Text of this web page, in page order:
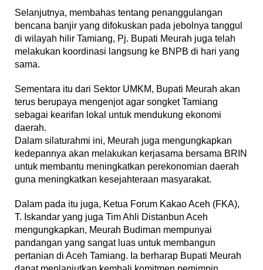
Selanjutnya, membahas tentang penanggulangan
bencana banjir yang difokuskan pada jebolnya tanggul
di wilayah hilir Tamiang, Pj. Bupati Meurah juga telah
melakukan koordinasi langsung ke BNPB di hari yang
sama.
Sementara itu dari Sektor UMKM, Bupati Meurah akan
terus berupaya mengenjot agar songket Tamiang
sebagai kearifan lokal untuk mendukung ekonomi
daerah.
Dalam silaturahmi ini, Meurah juga mengungkapkan
kedepannya akan melakukan kerjasama bersama BRIN
untuk membantu meningkatkan perekonomian daerah
guna meningkatkan kesejahteraan masyarakat.
Dalam pada itu juga, Ketua Forum Kakao Aceh (FKA),
T. Iskandar yang juga Tim Ahli Distanbun Aceh
mengungkapkan, Meurah Budiman mempunyai
pandangan yang sangat luas untuk membangun
pertanian di Aceh Tamiang. Ia berharap Bupati Meurah